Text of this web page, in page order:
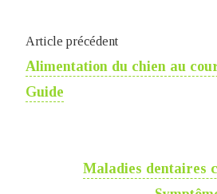
Article précédent
Alimentation du chien au
Guide
Maladies dentaires